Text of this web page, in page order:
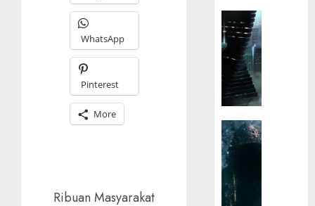
WhatsApp
Pinterest
More
Ribuan Masyarakat